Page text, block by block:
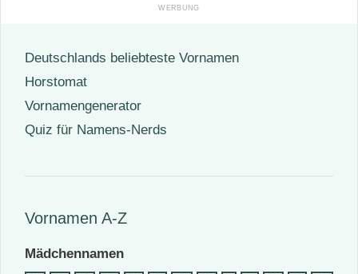
Deutschlands beliebteste Vornamen
Horstomat
Vornamengenerator
Quiz für Namens-Nerds
Vornamen A-Z
Mädchennamen